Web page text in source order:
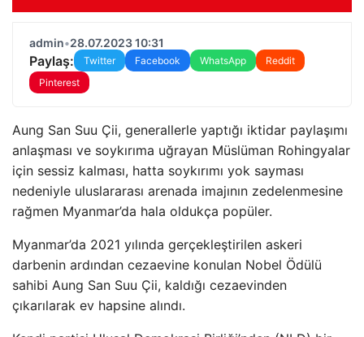
admin•28.07.2023 10:31
Paylaş: Twitter Facebook WhatsApp
Reddit
Pinterest
Aung San Suu Çii, generallerle yaptığı iktidar paylaşımı
anlaşması ve soykırıma uğrayan Müslüman Rohingyalar
için sessiz kalması, hatta soykırımı yok sayması
nedeniyle uluslararası arenada imajının zedelenmesine
rağmen Myanmar’da hala oldukça popüler.
Myanmar’da 2021 yılında gerçekleştirilen askeri
darbenin ardından cezaevine konulan Nobel Ödülü
sahibi Aung San Suu Çii, kaldığı cezaevinden
çıkarılarak ev hapsine alındı.